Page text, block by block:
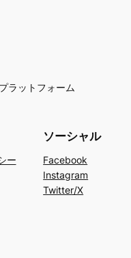
ラットフォーム
ー
ソーシャル
Facebook
Instagram
Twitter/X